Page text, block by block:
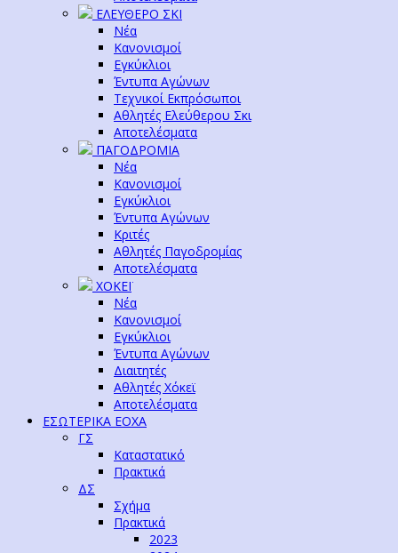
ΕΛΕΥΘΕΡΟ ΣΚΙ
Νέα
Κανονισμοί
Εγκύκλιοι
Έντυπα Αγώνων
Τεχνικοί Εκπρόσωποι
Αθλητές Ελεύθερου Σκι
Αποτελέσματα
ΠΑΓΟΔΡΟΜΙΑ
Νέα
Κανονισμοί
Εγκύκλιοι
Έντυπα Αγώνων
Κριτές
Αθλητές Παγοδρομίας
Αποτελέσματα
ΧΟΚΕΪ
Νέα
Κανονισμοί
Εγκύκλιοι
Έντυπα Αγώνων
Διαιτητές
Αθλητές Χόκεϊ
Αποτελέσματα
ΕΣΩΤΕΡΙΚΑ ΕΟΧΑ
ΓΣ
Καταστατικό
Πρακτικά
ΔΣ
Σχήμα
Πρακτικά
2023